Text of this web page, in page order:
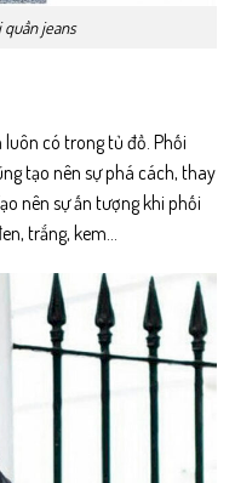
jeans
có trong tủ đồ. Phối
tạo nên sự phá cách, thay
nên sự ấn tượng khi phối
trắng, kem…